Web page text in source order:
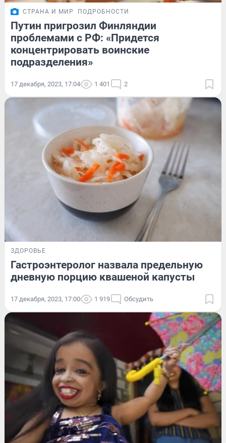
СТРАНА И МИР ПОДРОБНОСТИ
Путин пригрозил Финляндии
проблемами с РФ: «Придется
концентрировать воинские
подразделения»
17 декабря, 2023, 17:04 1 401 2
ЗДОРОВЬЕ
Гастроэнтеролог назвала предельную
дневную порцию квашеной капусты
17 декабря, 2023, 17:00 1 919 Обсудить